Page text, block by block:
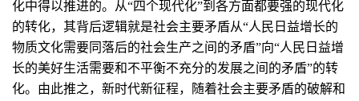
化中得以推进的。从“四个现代化”到各方面都要强的现代化
的转化，其背后逻辑就是社会主要矛盾从“人民日益增长的
物质文化需要同落后的社会生产之间的矛盾”向“人民日益增
长的美好生活需要和不平衡不充分的发展之间的矛盾”的转
化。由此推之，新时代新征程，随着社会主要矛盾的破解和